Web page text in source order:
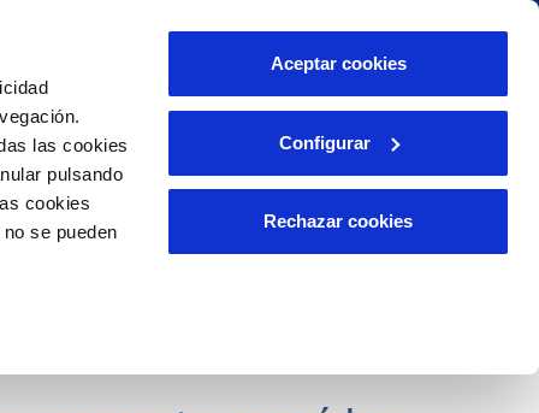
las cookies
pulsando
cookies
se pueden
Aceptar cookies
Configurar
Rechazar cookies
INCIDENCIAS
Comunica anomalías o posibles
PORTAL DE TRANSPARENCIA
Área de clientes Se abre en otra